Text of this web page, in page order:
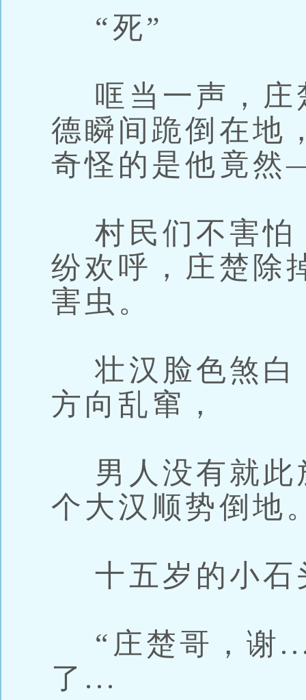
“死”
哐当一声，庄
德瞬间跪倒在地
奇怪的是他竟
村民们不害怕
纷欢呼，庄楚除
害虫。
壮汉脸色煞白
方向乱窜，
男人没有就此
个大汉顺势倒地
十五岁的小石
“庄楚哥，谢
了...